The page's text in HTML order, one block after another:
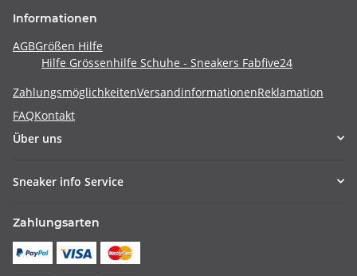
Informationen
AGBGrößen Hilfe
Hilfe Grössenhilfe Schuhe - Sneakers Fabfive24
ZahlungsmöglichkeitenVersandinformationenReklamation
FAQKontakt
Über uns
Sneaker info Service
Zahlungsarten